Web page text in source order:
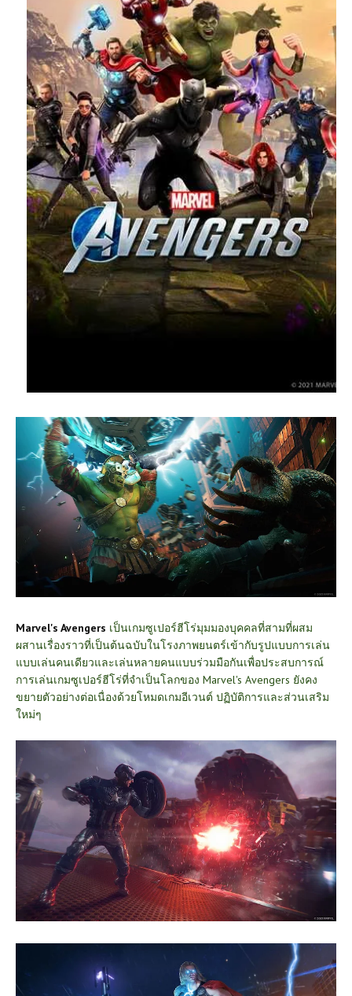
Marvel's Avengers เป็นเกมซูเปอร์ฮีโร่มุมมองบุคคลที่สามที่ผสม
ผสานเรื่องราวที่เป็นต้นฉบับในโรงภาพยนตร์เข้ากับรูปแบบการเล่น
แบบเล่นคนเดียวและเล่นหลายคนแบบร่วมมือกันเพื่อประสบการณ์
การเล่นเกมซูเปอร์ฮีโร่ที่จำเป็นโลกของ Marvel's Avengers ยังคง
ขยายตัวอย่างต่อเนื่องด้วยโหมดเกมอีเวนต์ ปฏิบัติการและส่วนเสริม
ใหม่ๆ